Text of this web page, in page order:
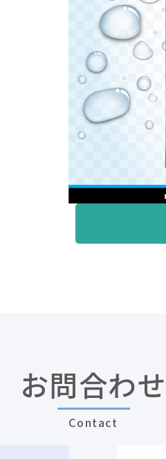
お問合わせ
Contact